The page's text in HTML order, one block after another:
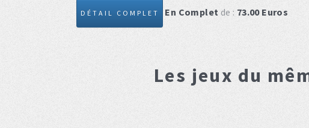
DÉTAIL COMPLET En Complet de : 73.00Euros
Les jeux du